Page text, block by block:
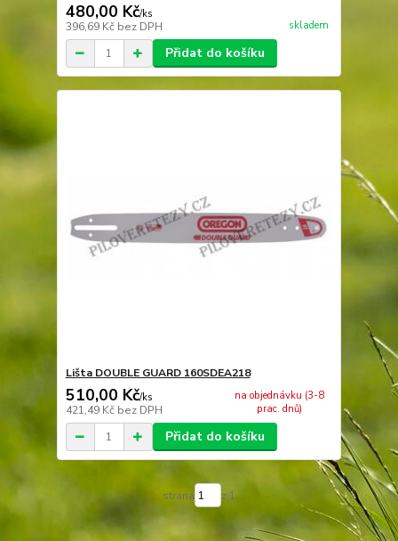
480,00 Kč/ks
396,69 Kč bez DPH skladem
Přidat do košíku
Lišta DOUBLE GUARD 160SDEA218
510,00 Kč/ks
421,49 Kč bez DPH
na objednávku (3-8
prac. dnů)
Přidat do košíku
strana z 1